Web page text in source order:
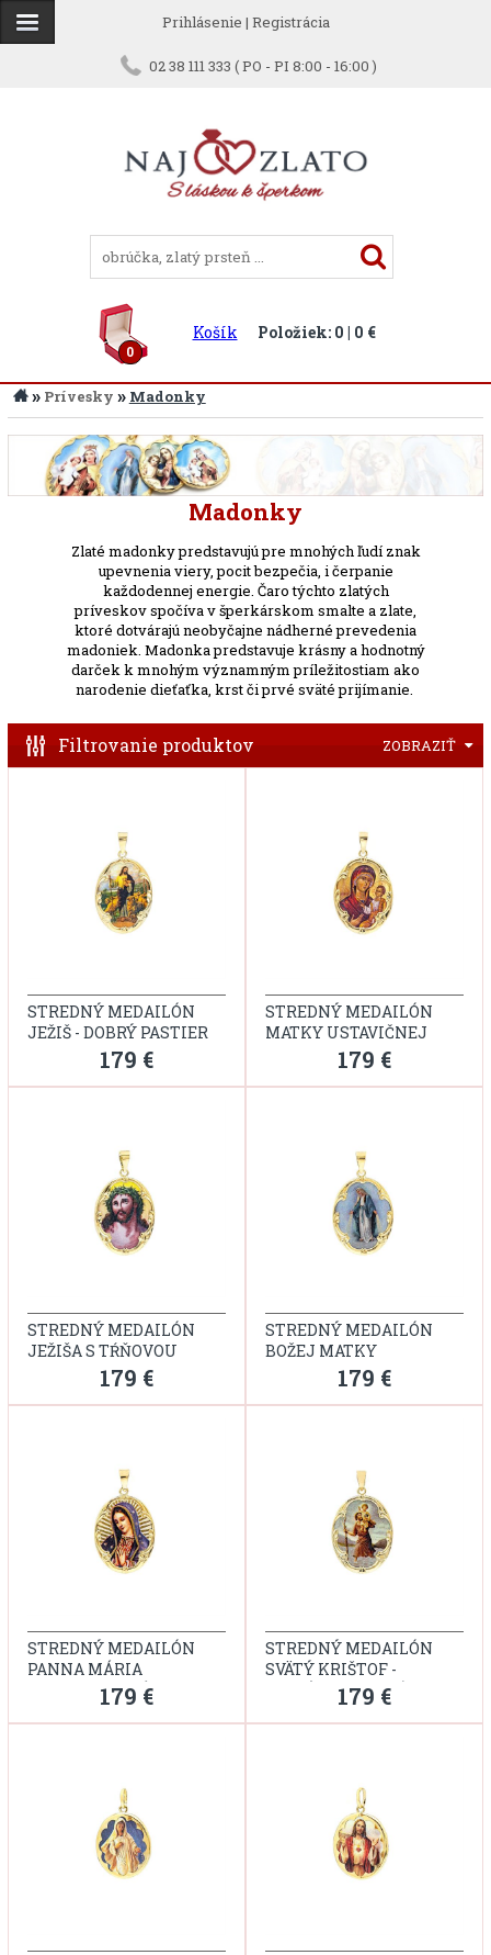
Prihlásenie | Registrácia
02 38 111 333 ( PO - PI 8:00 - 16:00 )
0
Košík Položiek: 0 | 0 €
» Prívesky » Madonky
Madonky
Zlaté madonky predstavujú pre mnohých ľudí znak
upevnenia viery, pocit bezpečia, i čerpanie
každodennej energie. Čaro týchto zlatých
príveskov spočíva v šperkárskom smalte a zlate,
ktoré dotvárajú neobyčajne nádherné prevedenia
madoniek. Madonka predstavuje krásny a hodnotný
darček k mnohým významným príležitostiam ako
narodenie dieťaťka, krst či prvé sväté prijímanie.
Filtrovanie produktov ZOBRAZIŤ
STREDNÝ MEDAILÓN
JEŽIŠ - DOBRÝ PASTIER
179 €
STREDNÝ MEDAILÓN
MATKY USTAVIČNEJ
POMOCI S DIEŤAŤOM - M
179 €
STREDNÝ MEDAILÓN
JEŽIŠA S TŔŇOVOU
KORUNOU179 €
STREDNÝ MEDAILÓN
BOŽEJ MATKY
179 €
STREDNÝ MEDAILÓN
PANNA MÁRIA
GUADALUPSKÁ
179 €
STREDNÝ MEDAILÓN
SVÄTÝ KRIŠTOF -
PATRÓN CESTUJÚCICH
179 €